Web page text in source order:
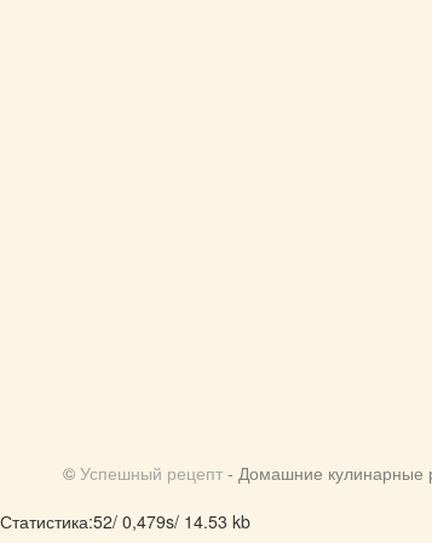
© Успешный рецепт - Домашние кулинарные
Статистика:52/ 0,479s/ 14.53 kb